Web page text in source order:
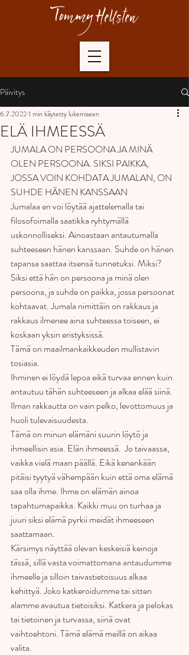
Päivitys
ELÄ IHMEESSÄ
6.7.20221 min käytetty lukemiseen
JUMALA ON PERSOONA JA MINÄ
OLEN PERSOONA. SIKSI PAIKKA,
JOSSA VOIN KOHDATA JUMALAN, ON
SUHDE HÄNEN KANSSAAN
Jumalaa en voi löytää ajattelemalla tai
filosofoimalla saatikka ryhtymällä
uskonnolliseksi. Ainoastaan antautumalla
suhteeseen hänen kanssaan. Suhde on hänen
tapansa saattaa itsensä tunnetuksi. Miksi?
Siksi että hän on persoona ja minä olen
persoona, ja suhde on paikka, jossa persoonat
kohtaavat. Jumala nimittäin on rakkaus ja
rakkaus ilmenee aina suhteessa toiseen, ei
koskaan yksin eristyksissä.
Tämä on maailmankaikkeuden mullistavin
tosiasia.
Ihminen ei löydä lepoa eikä turvaa ennen kuin
antautuu tähän suhteeseen ja alkaa elää siinä.
Ilman rakkautta on vain pelko, levottomuus ja
huoli tulevaisuudesta.
Tämä on minun elämäni suurin löytö ja
ihmeellisin asia. Elän ihmeessä.  Jo taivaassa,
vaikka vielä maan päällä. Eikä kenenkään
pitäisi tyytyä vähempään kuin että oma elämä
saa olla ihme. Ihme on elämän ainoa
tapahtumapaikka. Kaikki muu on turhaa ja
juuri siksi elämä pyrkii meidät ihmeeseen
saattamaan.
Kärsimys näyttää olevan keskeisiä keinoja
tässä, sillä vasta voimattomana antaudumme
ihmeelle ja silloin taivastietoisuus alkaa
kehittyä. Joko katkeroidumme tai sitten
alamme avautua tietoisiksi. Katkera ja pelokas
tai tietoinen ja turvassa, siinä ovat
vaihtoehtoni. Tämä elämä meillä on aikaa
valita.